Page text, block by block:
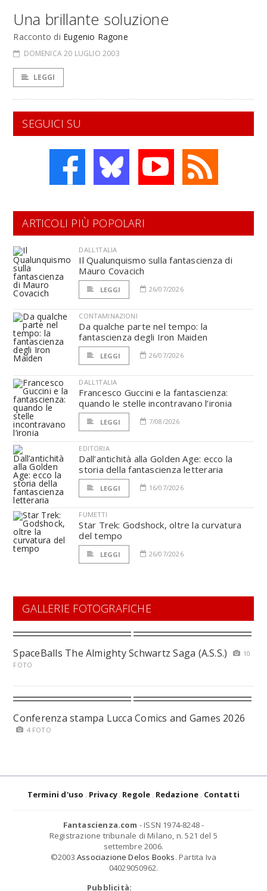
Una brillante soluzione
Racconto di Eugenio Ragone
DOMENICA 20 LUGLIO 2003
LEGGI
SEGUICI SU
ARTICOLI PIÙ POPOLARI
DALL'ITALIA
Il Qualunquismo sulla fantascienza di
Mauro Covacich
LEGGI 26/07/2026
CONTAMINAZIONI
Da qualche parte nel tempo: la
fantascienza degli Iron Maiden
LEGGI 26/07/2026
DALL'ITALIA
Francesco Guccini e la fantascienza:
quando le stelle incontravano l’ironia
LEGGI 7/08/2026
EDITORIA
Dall’antichità alla Golden Age: ecco la
storia della fantascienza letteraria
LEGGI 16/07/2026
FUMETTI
Star Trek: Godshock, oltre la curvatura
del tempo
LEGGI 26/07/2026
GALLERIE FOTOGRAFICHE
SpaceBalls The Almighty Schwartz Saga (A.S.S.)
10
FOTO
Conferenza stampa Lucca Comics and Games 2026
4 FOTO
Termini d'uso Privacy Regole Redazione Contatti
Fantascienza.com - ISSN 1974-8248 -
Registrazione tribunale di Milano, n. 521 del 5
settembre 2006.
©2003 Associazione Delos Books. Partita Iva
04029050962.
Pubblicità: